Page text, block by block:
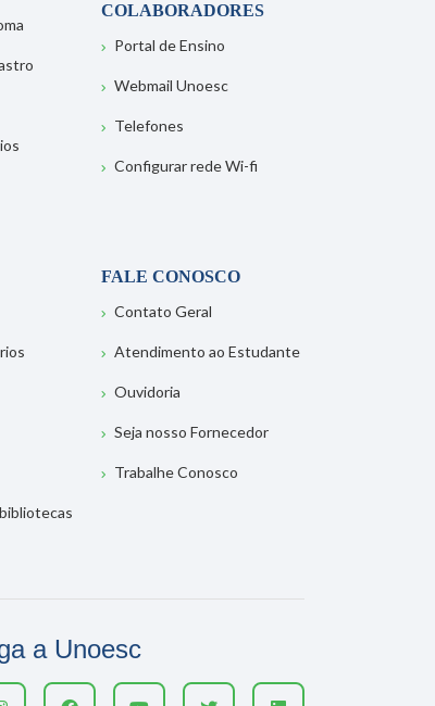
COLABORADORES
Portal de Ensino
Webmail Unoesc
Telefones
Configurar rede Wi-fi
FALE CONOSCO
Contato Geral
Atendimento ao Estudante
Ouvidoria
Seja nosso Fornecedor
Trabalhe Conosco
a Unoesc